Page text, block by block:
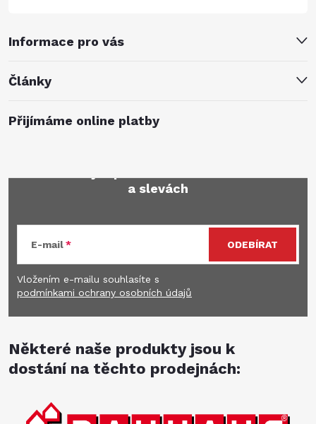
Informace pro vás
Články
Přijímáme online platby
a slevách
E-mail
Vložením e-mailu souhlasíte s
podmínkami ochrany osobních údajů
ODEBÍRAT
Některé naše produkty jsou k
dostání na těchto prodejnách: